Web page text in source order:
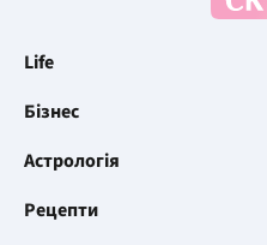
Life
Бізнес
Астрологія
Рецепти